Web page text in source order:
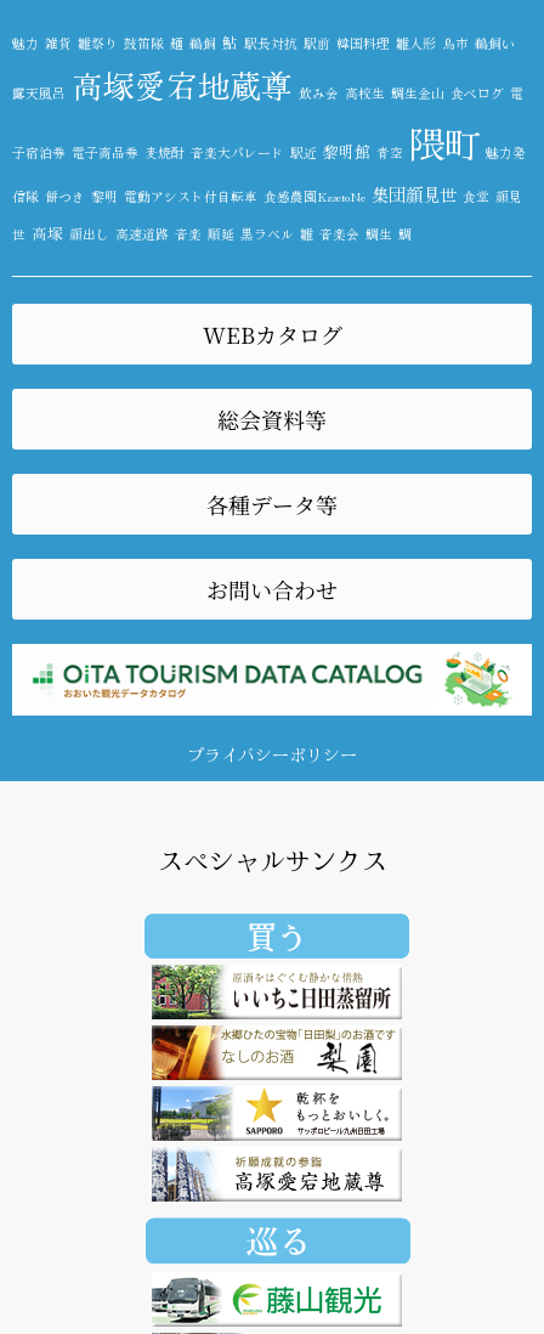
魅力 雑貨 雛祭り 鼓笛隊 麺 鵜飼 鮎 駅長対抗 駅前 韓国料理 雛人形 鳥市 鵜飼い
露天風呂 高塚愛宕地蔵尊 飲み会 高校生 鯛生金山 食べログ 電
子宿泊券 電子商品券 麦焼酎 音楽大パレード 駅近 黎明館 青空 隈町 魅力発
信隊 餅つき 黎明 電動アシスト付自転車 食感農園KazetoNe 集団顔見世 食堂 顔見
世 高塚 顔出し 高速道路 音楽 順延 黒ラベル 雛 音楽会 鯛生 鯛
WEBカタログ
総会資料等
各種データ等
お問い合わせ
プライバシーポリシー
スペシャルサンクス